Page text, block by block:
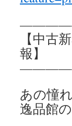
【中古
報】
あの憧
逸品館